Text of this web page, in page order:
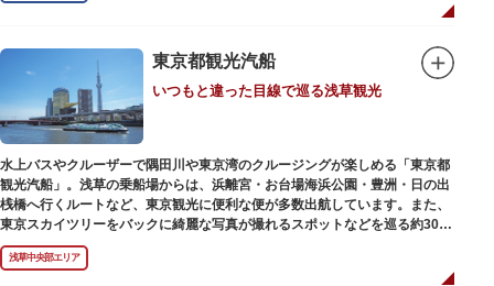
東京都観光汽船
いつもと違った目線で巡る浅草観光
水上バスやクルーザーで隅田川や東京湾のクルージングが楽しめる「東京都
観光汽船」。浅草の乗船場からは、浜離宮・お台場海浜公園・豊洲・日の出
桟橋へ行くルートなど、東京観光に便利な便が多数出航しています。また、
東京スカイツリーをバックに綺麗な写真が撮れるスポットなどを巡る約30分
の「浅草周遊コース」も。初日の出やお花見、隅田川花火大会、クリスマス
などのイベント時は、いつもと違う目線から東京の景色を堪能できるイベン
浅草中央部エリア